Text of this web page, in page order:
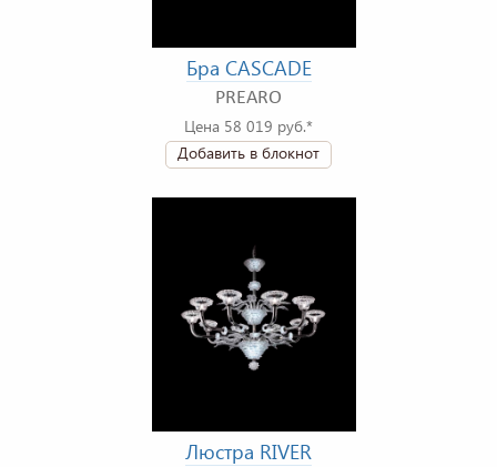
Бра CASCADE
PREARO
Цена 58 019 руб.*
Добавить в блокнот
Люстра RIVER